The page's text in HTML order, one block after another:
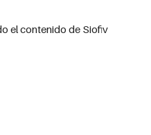
el contenido de Siofiv